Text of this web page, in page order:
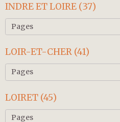
INDRE ET LOIRE (37)
LOIR-ET-CHER (41)
LOIRET (45)